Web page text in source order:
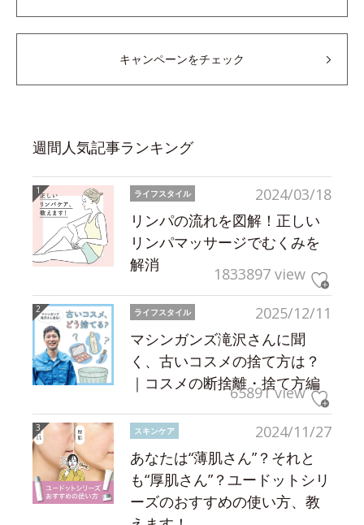
キャンペーンをチェック
週間人気記事ランキング
2024/03/18
ライフスタイル
リンパの流れを図解！正しい
リンパマッサージでむくみを
解消
1833897 view
2025/12/11
ライフスタイル
マシンガンズ滝沢さんに聞
く、古いコスメの捨て方は？
｜コスメの断捨離・捨て方編
65891 view
2024/11/27
スキンケア
あなたは“薄肌さん”？それと
も“厚肌さん”？ユードットシリ
ーズのおすすめの使い方、教